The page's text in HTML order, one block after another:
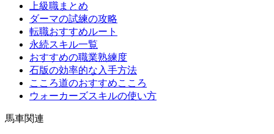
上級職まとめ
ダーマの試練の攻略
転職おすすめルート
永続スキル一覧
おすすめの職業熟練度
石版の効率的な入手方法
こころ道のおすすめこころ
ウォーカーズスキルの使い方
馬車関連